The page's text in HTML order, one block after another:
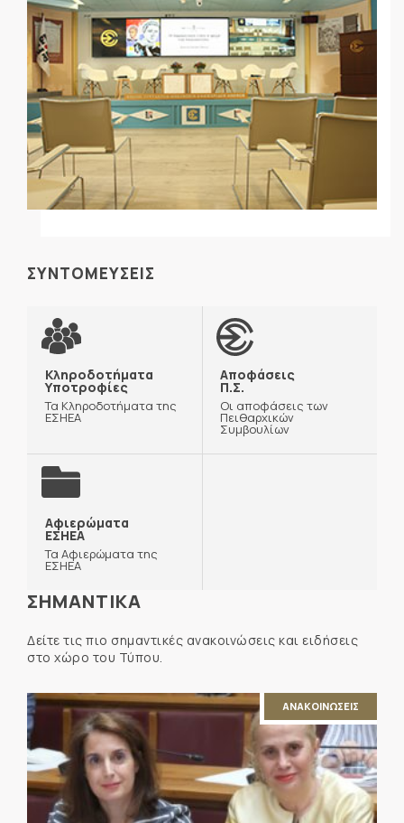
ΣΥΝΤΟΜΕΥΣΕΙΣ
Κληροδοτήματα
Υποτροφίες
Τα Κληροδοτήματα της
ΕΣΗΕΑ
Αποφάσεις
Π.Σ.
Οι αποφάσεις των
Πειθαρχικών
Συμβουλίων
Αφιερώματα
ΕΣΗΕΑ
Τα Αφιερώματα της
ΕΣΗΕΑ
ΣΗΜΑΝΤΙΚΑ
Δείτε τις πιο σημαντικές ανακοινώσεις και ειδήσεις
στο χώρο του Τύπου.
ΑΝΑΚΟΙΝΩΣΕΙΣ